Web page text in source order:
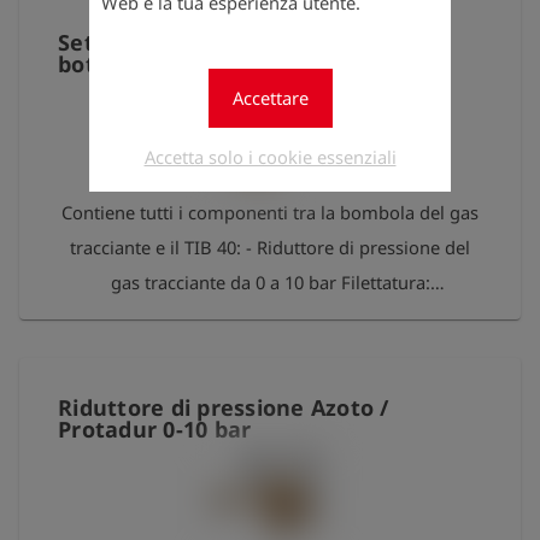
Accettare
Accetta solo i cookie essenziali
attacco LU1. Filettatura W21,8x1/14 L sinistra.
Set di connessione TracerJect,
bottiglia a TIB 40
Contiene tutti i componenti tra la bombola del gas
tracciante e il TIB 40: - Riduttore di pressione del
gas tracciante da 0 a 10 bar Filettatura:
connessione alla bombola di azoto - Tubo di
Riduttore di pressione Azoto /
Protadur 0-10 bar